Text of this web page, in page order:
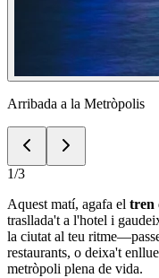
Arribada a la Metròpolis
1/3
Aquest matí, agafa el tren
trasllada't a l'hotel i
la ciutat al teu
restaurants, o deixa't
metròpoli plena de vida.